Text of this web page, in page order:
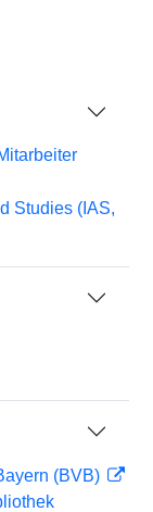
Studies (IAS,
(BVB)